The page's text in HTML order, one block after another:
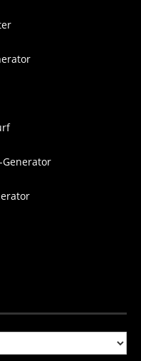
Generator